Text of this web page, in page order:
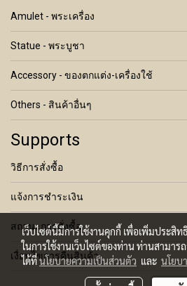
Amulet - พระเครื่อง
Statue - พระบูชา
Accessory - ของตกแต่ง-เครื่องใช้
Others - สินค้าอื่นๆ
Supports
วิธีการสั่งซื้อ
แจ้งการชำระเงิน
สถานะการสั่งซื้อ
เงื่อนไขการคืนสินค้า
เว็บไซต์นี้มีการใช้งานคุกกี้ เพื่อเพิ่มประ
ในการใช้งานเว็บไซต์ของท่าน ท่านสามาร
ได้ที่นโยบายความเป็นส่วนตัว และ นโยบ